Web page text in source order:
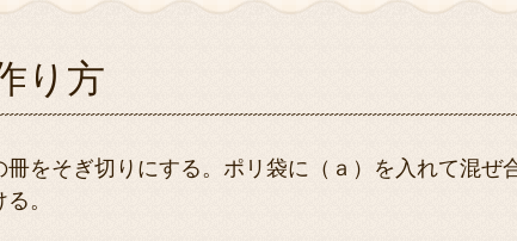
り方
冊をそぎ切りにする。ポリ袋に（ａ）を入れて混ぜ
。